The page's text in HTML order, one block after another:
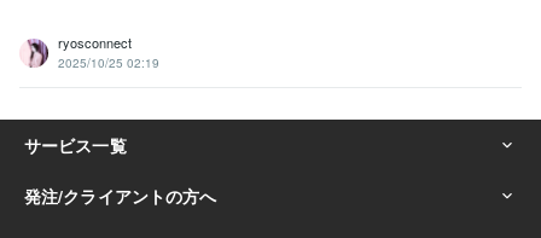
ryosconnect
2025/10/25 02:19